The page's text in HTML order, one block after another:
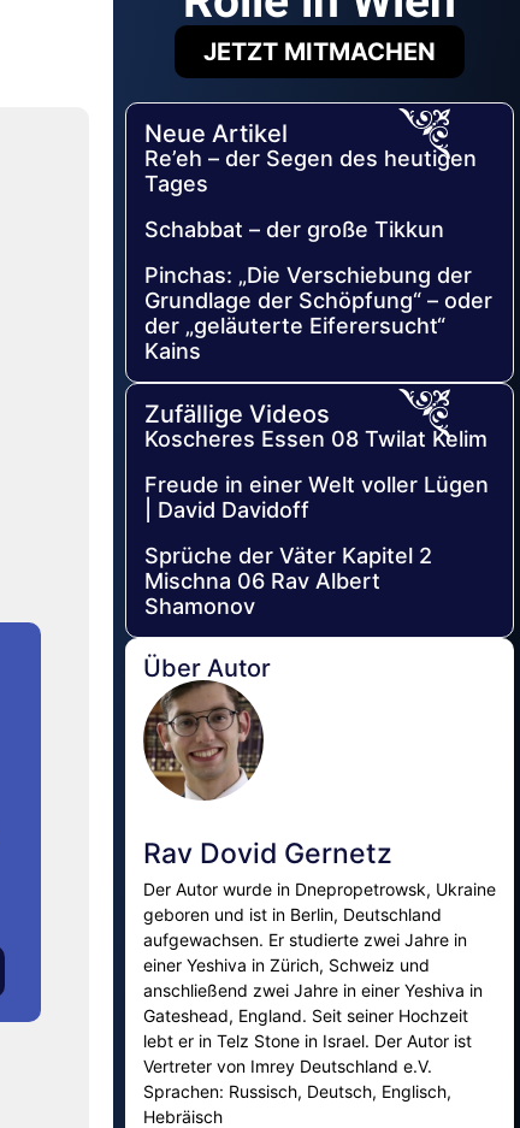
JETZT MITMACHEN
Neue Artikel
Re’eh – der Segen des heutigen
Tages
Schabbat – der große Tikkun
Pinchas: „Die Verschiebung der
Grundlage der Schöpfung“ – oder
der „geläuterte Eiferersucht“
Kains
Zufällige Videos
Koscheres Essen 08 Twilat Kelim
Freude in einer Welt voller Lügen
| David Davidoff
Sprüche der Väter Kapitel 2
Mischna 06 Rav Albert
Shamonov
Über Autor
Rav Dovid Gernetz
Der Autor wurde in Dnepropetrowsk, Ukraine
geboren und ist in Berlin, Deutschland
aufgewachsen. Er studierte zwei Jahre in
einer Yeshiva in Zürich, Schweiz und
anschließend zwei Jahre in einer Yeshiva in
Gateshead, England. Seit seiner Hochzeit
lebt er in Telz Stone in Israel. Der Autor ist
Vertreter von Imrey Deutschland e.V.
Sprachen: Russisch, Deutsch, Englisch,
Hebräisch